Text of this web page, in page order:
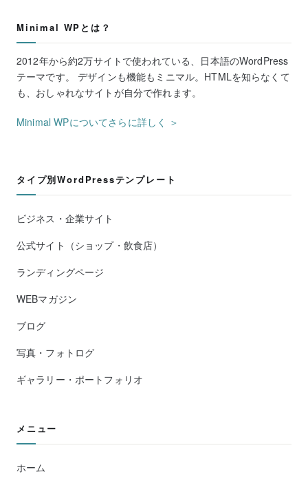
Minimal WPとは？
2012年から約2万サイトで使われている、日本語のWordPress
テーマです。 デザインも機能もミニマル。HTMLを知らなくて
も、おしゃれなサイトが自分で作れます。
Minimal WPについてさらに詳しく ＞
タイプ別WordPressテンプレート
ビジネス・企業サイト
公式サイト（ショップ・飲食店）
ランディングページ
WEBマガジン
ブログ
写真・フォトログ
ギャラリー・ポートフォリオ
メニュー
ホーム